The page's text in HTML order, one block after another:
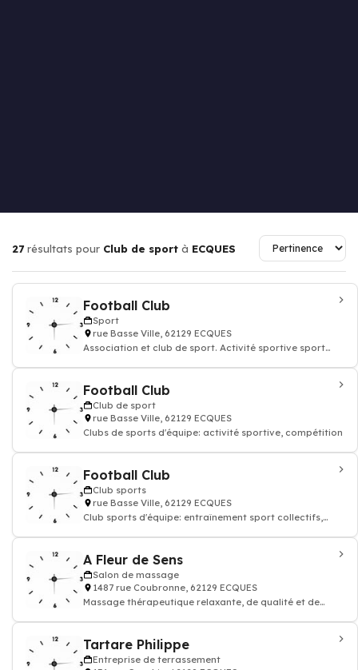
27 résultats pour Club de sport à ECQUES
Football Club
Sport
rue Basse Ville, 62129 ECQUES
Association et club de sport. Activité sportive sport
Football Club
Club de sport
rue Basse Ville, 62129 ECQUES
Clubs de sports d'équipe: activité sportive, compétition
Football Club
Club sports
rue Basse Ville, 62129 ECQUES
Club sports d'équipe: entraînement sport collectifs,
A Fleur de Sens
Salon de massage
1487 rue Coubronne, 62129 ECQUES
Massage thérapeutique relaxante, de qualité et de
Tartare Philippe
Entreprise de terrassement